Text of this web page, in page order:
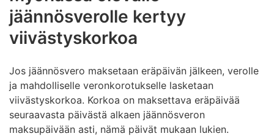
jäännösverolle kertyy
viivästyskorkoa
Jos jäännösvero maksetaan eräpäivän jälkeen, verolle
ja mahdolliselle veronkorotukselle lasketaan
viivästyskorkoa. Korkoa on maksettava eräpäivää
seuraavasta päivästä alkaen jäännösveron
maksupäivään asti, nämä päivät mukaan lukien.